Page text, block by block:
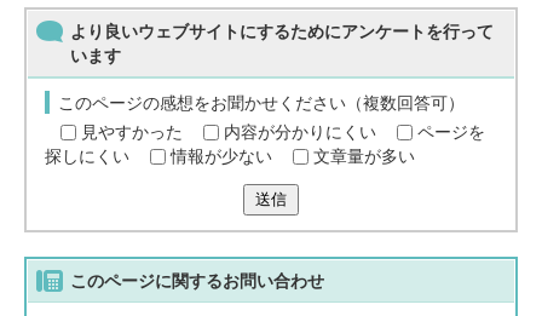
より良いウェブサイトにするためにアンケートを行って
います
このページの感想をお聞かせください（複数回答可）
見やすかった
内容が分かりにくい
ページを
探しにくい
情報が少ない 文章量が多い
送信
このページに関するお問い合わせ